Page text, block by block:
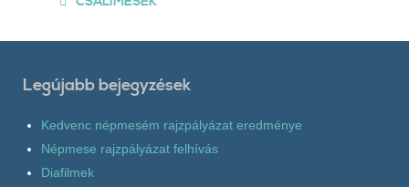
Legújabb bejegyzések
Kedvenc népmesém rajzpályázat eredménye
Népmese rajzpályázat felhívás
Diafilmek